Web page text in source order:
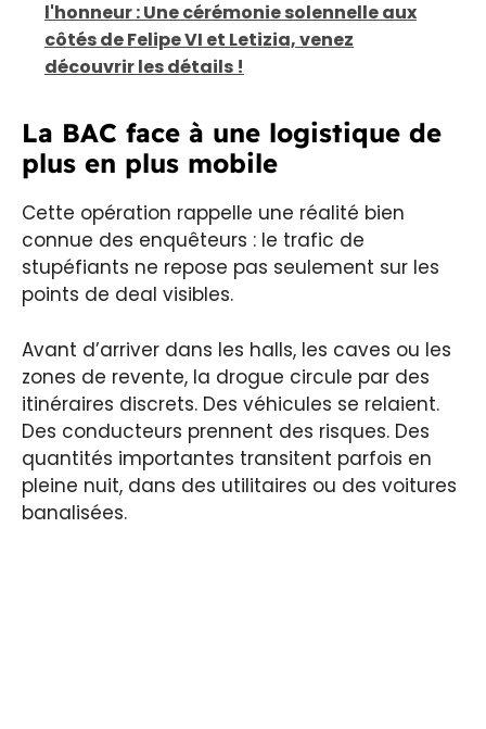
l'honneur : Une cérémonie solennelle aux
côtés de Felipe VI et Letizia, venez
découvrir les détails !
La BAC face à une logistique de
plus en plus mobile
Cette opération rappelle une réalité bien
connue des enquêteurs : le trafic de
stupéfiants ne repose pas seulement sur les
points de deal visibles.
Avant d’arriver dans les halls, les caves ou les
zones de revente, la drogue circule par des
itinéraires discrets. Des véhicules se relaient.
Des conducteurs prennent des risques. Des
quantités importantes transitent parfois en
pleine nuit, dans des utilitaires ou des voitures
banalisées.